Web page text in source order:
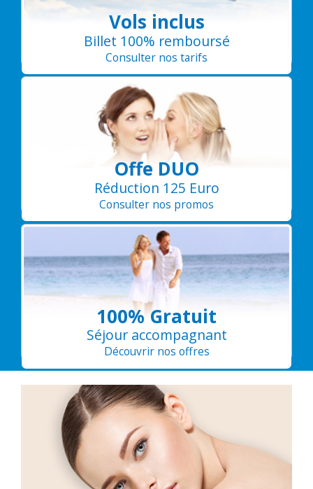
Vols inclus
Billet 100% remboursé
Consulter nos tarifs
Offe DUO
Réduction 125 Euro
Consulter nos promos
100% Gratuit
Séjour accompagnant
Découvrir nos offres